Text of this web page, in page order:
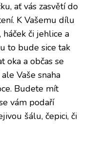
ať vás zasvětí do
K Vašemu dílu
či jehlice a
to bude sice tak
oka a občas se
Vaše snaha
Budete mít
vám podaří
šálu, čepici, či